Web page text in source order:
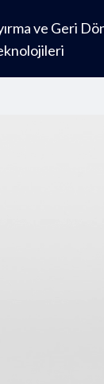
ve Geri